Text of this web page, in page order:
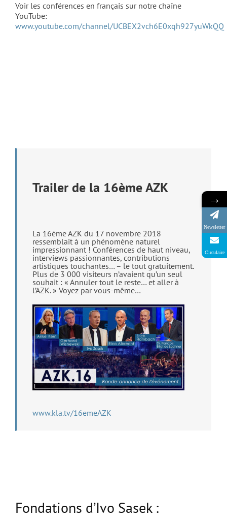
Voir les conférences en français sur notre chaîne
YouTube:
www.youtube.com/channel/UCBEX2vch6E0xqh927yuWkQQ
Trailer de la 16ème AZK
La 16ème AZK du 17 novembre 2018
ressemblait à un phénomène naturel
impressionnant ! Conférences de haut niveau,
interviews passionnantes, contributions
artistiques touchantes… – le tout gratuitement.
Plus de 3 000 visiteurs n’avaient qu’un seul
souhait : « Annuler tout le reste… et aller à
l’AZK. » Voyez par vous-même…
www.kla.tv/16emeAZK
Fondations d’Ivo Sasek :
→
Newsletter
Circulaire